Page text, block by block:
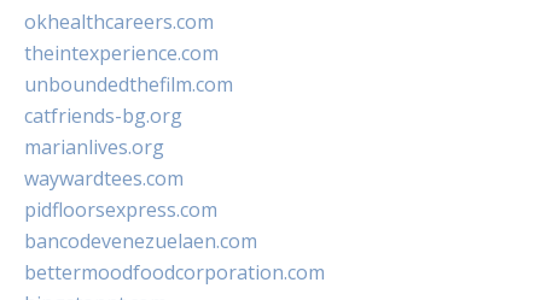
okhealthcareers.com
theintexperience.com
unboundedthefilm.com
catfriends-bg.org
marianlives.org
waywardtees.com
pidfloorsexpress.com
bancodevenezuelaen.com
bettermoodfoodcorporation.com